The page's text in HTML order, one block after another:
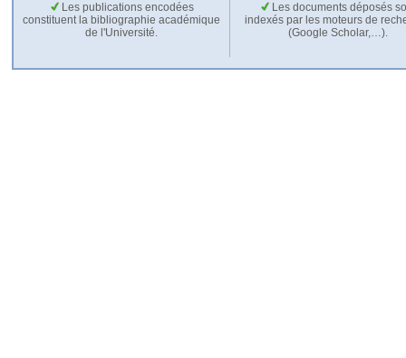
Les publications encodées
constituent la bibliographie académique
de l'Université.
Les documents déposés
indexés par les moteurs de
(Google Scholar,…).